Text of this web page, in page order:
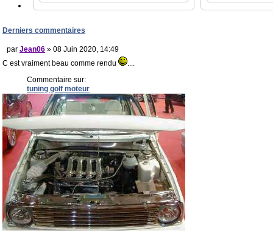
Derniers commentaires
par Jean06 » 08 Juin 2020, 14:49
C est vraiment beau comme rendu
....
Commentaire sur:
tuning golf moteur